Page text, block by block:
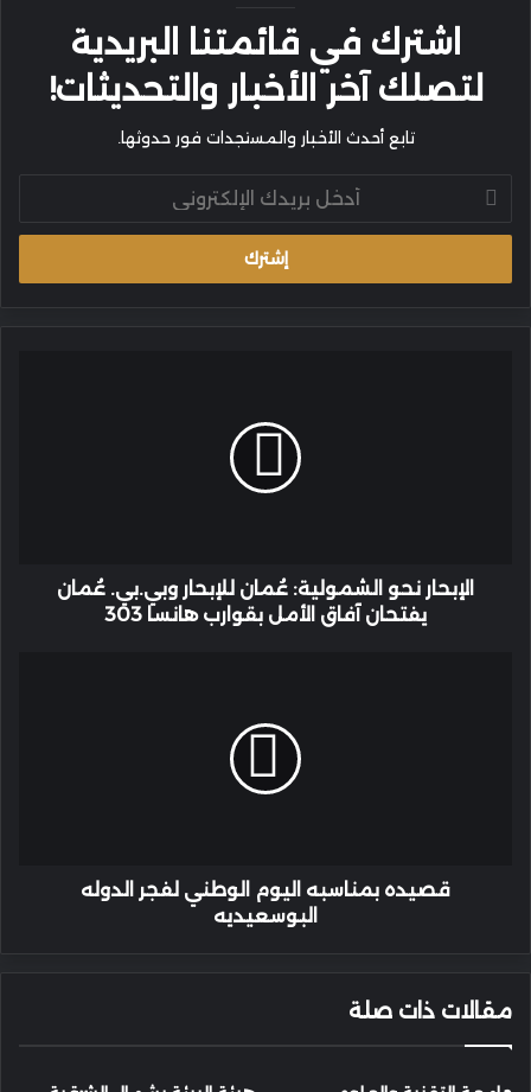
اشترك في قائمتنا البريدية
لتصلك آخر الأخبار والتحديثات!
تابع أحدث الأخبار والمستجدات فور حدوثها.
بريدك
الإلكتروني
الإبحار نحو الشمولية: عُمان للإبحار وبي.بي. عُمان
يفتحان آفاق الأمل بقوارب هانسا 303
قصيده بمناسبه اليوم الوطني لفجر الدوله
البوسعيديه
مقالات ذات صلة